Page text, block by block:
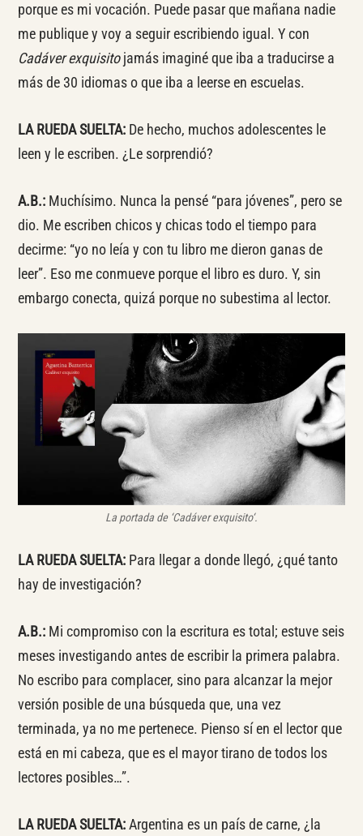
porque es mi vocación. Puede pasar que mañana nadie
me publique y voy a seguir escribiendo igual. Y con
Cadáver exquisitojamás imaginé que iba a traducirse a
más de 30 idiomas o que iba a leerse en escuelas.
LA RUEDA SUELTA:De hecho, muchos adolescentes le
leen y le escriben. ¿Le sorprendió?
A.B.:Muchísimo. Nunca la pensé “para jóvenes”, pero se
dio. Me escriben chicos y chicas todo el tiempo para
decirme: “yo no leía y con tu libro me dieron ganas de
leer”. Eso me conmueve porque el libro es duro. Y, sin
embargo conecta, quizá porque no subestima al lector.
La portada de ‘Cadáver exquisito‘.
LA RUEDA SUELTA:Para llegar a donde llegó, ¿qué tanto
hay de investigación?
A.B.:Mi compromiso con la escritura es total; estuve seis
meses investigando antes de escribir la primera palabra.
No escribo para complacer, sino para alcanzar la mejor
versión posible de una búsqueda que, una vez
terminada, ya no me pertenece. Pienso sí en el lector que
está en mi cabeza, que es el mayor tirano de todos los
lectores posibles…”.
LA RUEDA SUELTA:Argentina es un país de carne, ¿la